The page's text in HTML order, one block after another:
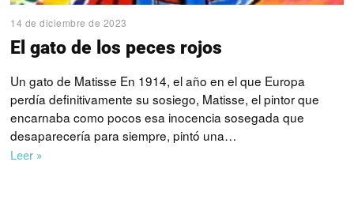
14 de diciembre de 2023
El gato de los peces rojos
Un gato de Matisse En 1914, el año en el que Europa
perdía definitivamente su sosiego, Matisse, el pintor que
encarnaba como pocos esa inocencia sosegada que
desaparecería para siempre, pintó una…
Leer »